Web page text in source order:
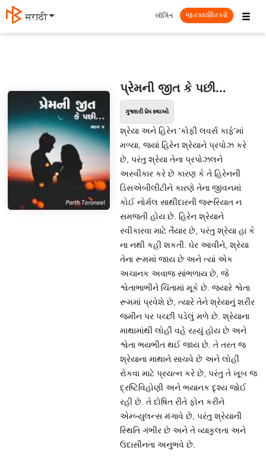
मराठी ☰
લૉગિન મફત પ્રકાશિત કરો
પ્રેમની જીત કે પછી...
ગુજરાતી પ્રેમ કથાઓ
શ્રેયા અને હિરેન 'કોફી લવર્સ કાફે'માં
મળ્યા, જ્યાં હિરેન શ્રેયાને પ્રપોઝ કરે
છે, પરંતુ શ્રેયા તેના પ્રપોઝલને
અસ્વીકાર કરે છે કારણ કે તે હિરેનની
ડિસએબીલીટીને કારણે તેના જીવનમાં
કોઈ નોર્મલ સાથીદારની જરૂરિયાત ન
સમજતી હોય છે. હિરેન શ્રેયાને
સ્વીકારવા માટે તૈયાર છે, પરંતુ શ્રેયા હા કે
ના નથી કહી શકતી. ઘેર આવીને, શ્રેયા
તેના રૂમમાં જાય છે અને ત્યાં એક
અચાનક અવાજ સાંભળાય છે, જે
શ્વેતાભાભીને ચિંતામાં મૂકે છે. જ્યારે શ્વેતા
રૂમમાં પ્રવેશે છે, ત્યારે તેને શ્રેયાનું શરીર
જમીન પર પચ્છી પડેલું મળે છે. શ્રેયાના
માથામાંથી લોહી વહે રહ્યું હોય છે અને
શ્વેતા ભયભીત થઈ જાય છે. તે તરત જ
શ્રેયાના માથાને સાચવે છે અને લોહી
રોકવા માટે પ્રયત્ન કરે છે, પરંતુ તે ખૂબ જ
દ્રષ્ટિવિહોણી અને ભયાનક દૃશ્ય જોઈ
રહી છે. તે દોષિત રીતે ફોન કરીને
એમ્બ્યુલન્સ મંગાવે છે, પરંતુ શ્રેયાની
સ્થિતિ ગંભીર છે અને તે વ્યાકુલતા અને
ઉદાસીનતા અનુભવે છે.